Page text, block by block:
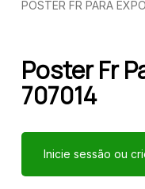
POSTER FR PARA
Poster Fr
707014
Inicie sessão ou